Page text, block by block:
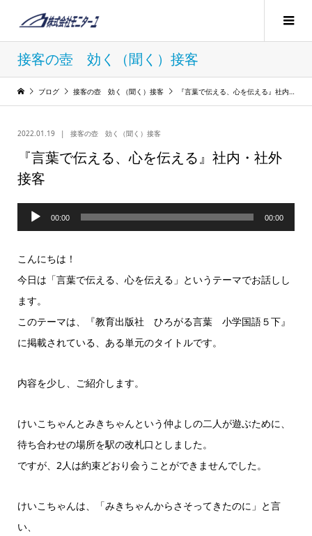
接客の壺 効く（聞く）接客
ブログ 接客の壺 効く（聞く）接客 『言葉で伝える、心を伝える』社内・社外接客
2022.01.19 接客の壺 効く（聞く）接客
『言葉で伝える、心を伝える』社内・社外
接客
声
プ
レ
ー
ヤ
ー
00:00 00:00
こんにちは！
今日は「言葉で伝える、心を伝える」というテーマでお話しし
ます。
このテーマは、『教育出版社 ひろがる言葉 小学国語５下』
に掲載されている、ある単元のタイトルです。
内容を少し、ご紹介します。
けいこちゃんとみきちゃんという仲よしの二人が遊ぶために、
待ち合わせの場所を駅の改札口としました。
ですが、2人は約束どおり会うことができませんでした。
けいこちゃんは、「みきちゃんからさそってきたのに」と言
い、